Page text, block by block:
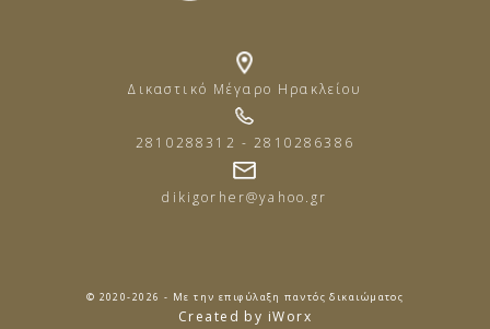
Δικαστικό Μέγαρο Ηρακλείου
2810288312 - 2810286386
dikigorher@yahoo.gr
© 2020-2026 - Με την επιφύλαξη παντός δικαιώματος
Created by iWorx